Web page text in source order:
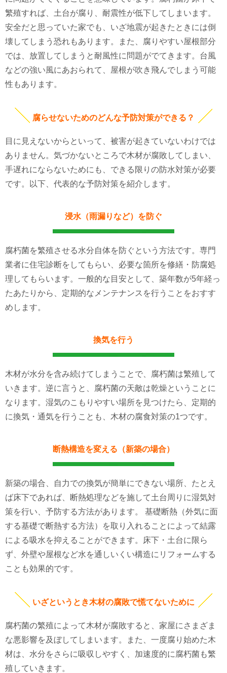
繁殖すれば、土台が腐り、耐震性が低下してしまいます。
安全だと思っていた家でも、いざ地震が起きたときには倒
壊してしまう恐れもあります。また、腐りやすい屋根部分
では、放置してしまうと耐風性に問題がでてきます。台風
などの強い風にあおられて、屋根が吹き飛んでしまう可能
性もあります。
腐らせないためのどんな予防対策ができる？
目に見えないからといって、被害が起きていないわけでは
ありません。気づかないところで木材が腐敗してしまい、
手遅れにならないためにも、できる限りの防水対策が必要
です。以下、代表的な予防対策を紹介します。
浸水（雨漏りなど）を防ぐ
腐朽菌を繁殖させる水分自体を防ぐという方法です。専門
業者に住宅診断をしてもらい、必要な箇所を修繕・防腐処
理してもらいます。一般的な目安として、築年数が5年経っ
たあたりから、定期的なメンテナンスを行うことをおすす
めします。
換気を行う
木材が水分を含み続けてしまうことで、腐朽菌は繁殖して
いきます。逆に言うと、腐朽菌の天敵は乾燥ということに
なります。湿気のこもりやすい場所を見つけたら、定期的
に換気・通気を行うことも、木材の腐食対策の1つです。
断熱構造を変える（新築の場合）
新築の場合、自力での換気が簡単にできない場所、たとえ
ば床下であれば、断熱処理などを施して土台周りに湿気対
策を行い、予防する方法があります。 基礎断熱（外気に面
する基礎で断熱する方法）を取り入れることによって結露
による吸水を抑えることができます。床下・土台に限ら
ず、外壁や屋根など水を通しいくい構造にリフォームする
ことも効果的です。
いざというとき木材の腐敗で慌てないために
腐朽菌の繁殖によって木材が腐敗すると、家屋にさまざま
な悪影響を及ぼしてしまいます。また、一度腐り始めた木
材は、水分をさらに吸収しやすく、加速度的に腐朽菌も繁
殖していきます。